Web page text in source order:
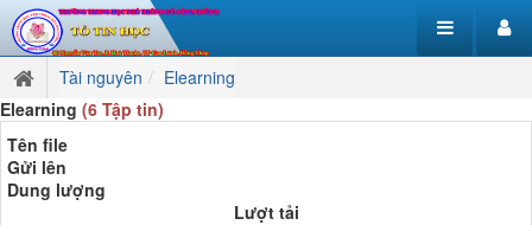
Tài nguyên
Elearning
Elearning (6 Tập tin)
Tên file
Gửi lên
Dung lượng
Lượt tải